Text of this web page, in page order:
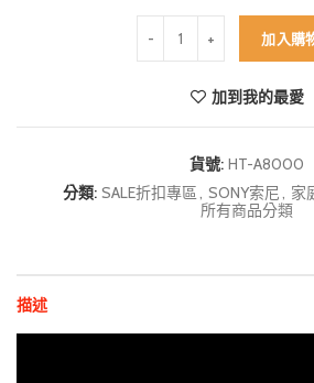
SONY 索尼 Bar 8 11單
加入購
加到我的最愛
貨號: HT-A8000
分類: SALE折扣專區, SONY索尼, 家
所有商品分類
描述